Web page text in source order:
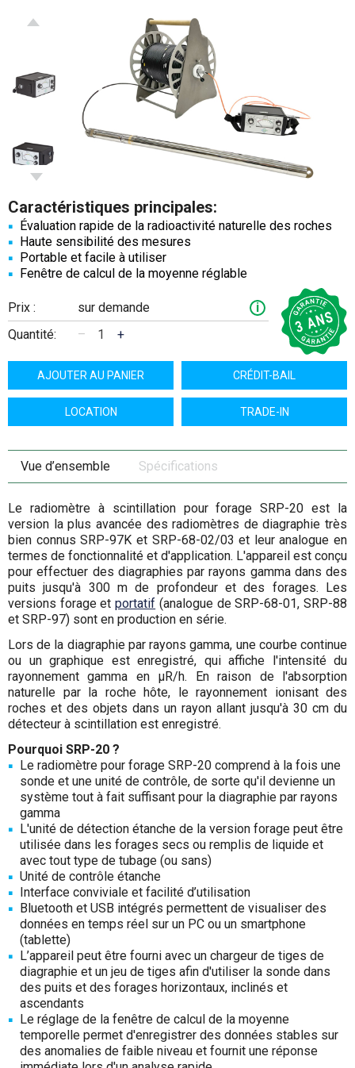
Caractéristiques principales:
Évaluation rapide de la radioactivité naturelle des roches
Haute sensibilité des mesures
Portable et facile à utiliser
Fenêtre de calcul de la moyenne réglable
Prix : sur demande
i
Quantité:
– +
AJOUTER AU PANIER CRÉDIT-BAIL
LOCATION TRADE-IN
Vue d’ensemble Spécifications
Le radiomètre à scintillation pour forage SRP-20 est la
version la plus avancée des radiomètres de diagraphie très
bien connus SRP-97K et SRP-68-02/03 et leur analogue en
termes de fonctionnalité et d'application. L'appareil est conçu
pour effectuer des diagraphies par rayons gamma dans des
puits jusqu'à 300 m de profondeur et des forages. Les
versions forage etportatif (analogue de SRP-68-01, SRP-88
et SRP-97) sont en production en série.
Lors de la diagraphie par rayons gamma, une courbe continue
ou un graphique est enregistré, qui affiche l'intensité du
rayonnement gamma en µR/h. En raison de l'absorption
naturelle par la roche hôte, le rayonnement ionisant des
roches et des objets dans un rayon allant jusqu'à 30 cm du
détecteur à scintillation est enregistré.
Pourquoi SRP-20 ?
Le radiomètre pour forage SRP-20 comprend à la fois une
sonde et une unité de contrôle, de sorte qu'il devienne un
système tout à fait suffisant pour la diagraphie par rayons
gamma
L'unité de détection étanche de la version forage peut être
utilisée dans les forages secs ou remplis de liquide et
avec tout type de tubage (ou sans)
Unité de contrôle étanche
Interface conviviale et facilité d’utilisation
Bluetooth et USB intégrés permettent de visualiser des
données en temps réel sur un PC ou un smartphone
(tablette)
L’appareil peut être fourni avec un chargeur de tiges de
diagraphie et un jeu de tiges afin d'utiliser la sonde dans
des puits et des forages horizontaux, inclinés et
ascendants
Le réglage de la fenêtre de calcul de la moyenne
temporelle permet d'enregistrer des données stables sur
des anomalies de faible niveau et fournit une réponse